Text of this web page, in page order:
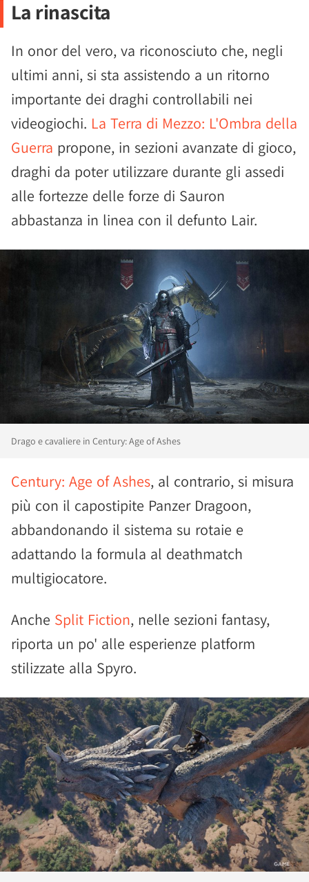
La rinascita
In onor del vero, va riconosciuto che, negli
ultimi anni, si sta assistendo a un ritorno
importante dei draghi controllabili nei
videogiochi. La Terra di Mezzo: L'Ombra della
Guerra propone, in sezioni avanzate di gioco,
draghi da poter utilizzare durante gli assedi
alle fortezze delle forze di Sauron
abbastanza in linea con il defunto Lair.
Drago e cavaliere in Century: Age of Ashes
Century: Age of Ashes, al contrario, si misura
più con il capostipite Panzer Dragoon,
abbandonando il sistema su rotaie e
adattando la formula al deathmatch
multigiocatore.
Anche Split Fiction, nelle sezioni fantasy,
riporta un po' alle esperienze platform
stilizzate alla Spyro.